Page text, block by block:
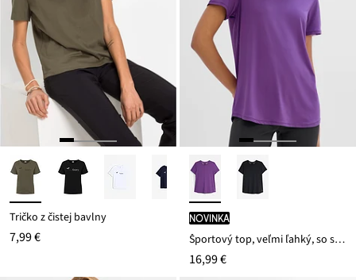
Tričko z čistej bavlny
7,99 €
novinka
Športový top, veľmi ľahký, so sieťovinovou časťou, rýchlo schnúci
16,99 €